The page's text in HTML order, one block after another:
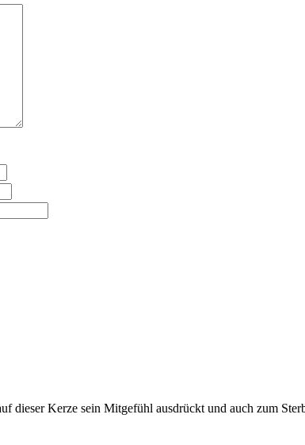
dieser Kerze sein Mitgefühl ausdrückt und auch zum